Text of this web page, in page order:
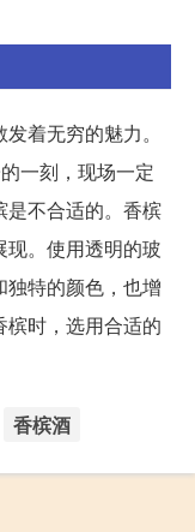
着无穷的魅力。
一刻，现场一定
是不合适的。香槟
。使用透明的玻
特的颜色，也增
时，选用合适的
香槟酒